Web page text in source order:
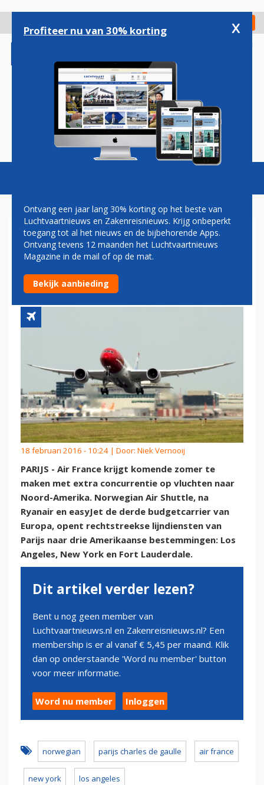
gaan
Check in
Magazine Podcasts Vacatures
NORWEGIAN VANAF PARIJS
NON-STOP NAAR VERENIGDE
STATEN
18 februari 2016 - 10:24 | Door: Niek Vernooij
PARIJS - Air France krijgt komende zomer te
maken met extra concurrentie op vluchten naar
Noord-Amerika. Norwegian Air Shuttle, na
Ryanair en easyJet de derde budgetcarrier van
Europa, opent rechtstreekse lijndiensten van
Parijs naar drie Amerikaanse bestemmingen: Los
Angeles, New York en Fort Lauderdale.
Dit artikel verder lezen?
Bent u nog geen member van
Luchtvaartnieuws.nl en Zakenreisnieuws.nl? Een
membership is er al vanaf € 5,45 per maand. Klik
dan op onderstaande 'Word nu member' button
voor meer informatie.
Word nu member Inloggen
norwegian parijs charles de gaulle air france
new york los angeles
Profiteer nu van 30% korting x
Ontvang een jaar lang 30% korting op het beste van
Luchtvaartnieuws en Zakenreisnieuws. Krijg onbeperkt
toegang tot al het nieuws en de bijbehorende Apps.
Ontvang tevens 12 maanden het Luchtvaartnieuws
Magazine in de mail of op de mat.
Bekijk aanbieding